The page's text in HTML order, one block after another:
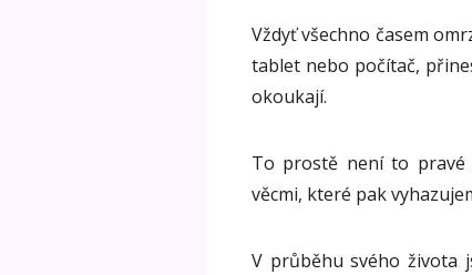
Vždyť všechno časem
tablet nebo počítač,
okoukají.
To prostě není to pravé
věcmi, které pak
V průběhu svého života